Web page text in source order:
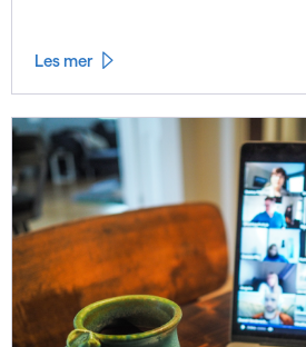
Les mer